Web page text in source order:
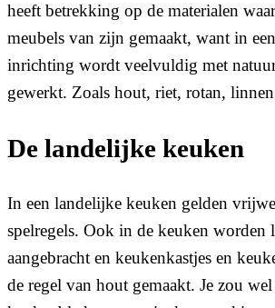
heeft betrekking op de materialen
meubels van zijn gemaakt, want in
inrichting wordt veelvuldig met
gewerkt. Zoals hout, riet, rotan,
De landelijke keuken
In een landelijke keuken gelden
spelregels. Ook in de keuken worden
aangebracht en keukenkastjes en
de regel van hout gemaakt. Je zou